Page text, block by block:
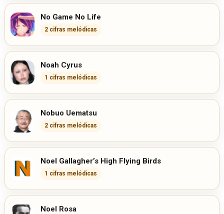
No Game No Life
2 cifras melódicas
Noah Cyrus
1 cifras melódicas
Nobuo Uematsu
2 cifras melódicas
Noel Gallagher’s High Flying Birds
1 cifras melódicas
Noel Rosa